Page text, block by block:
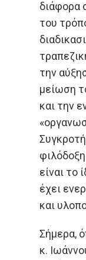
διάφορα
του
την
μείωση
και την
είναι το
έχει
και
Σήμερα,
κ.